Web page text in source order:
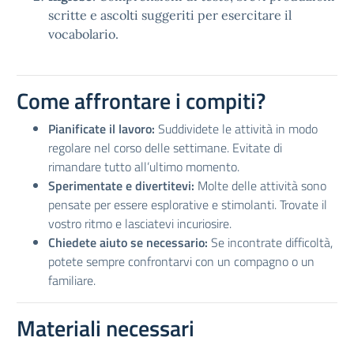
scritte e ascolti suggeriti per esercitare il
vocabolario.
Come affrontare i compiti?
Pianificate il lavoro: Suddividete le attività in modo
regolare nel corso delle settimane. Evitate di
rimandare tutto all’ultimo momento.
Sperimentate e divertitevi: Molte delle attività sono
pensate per essere esplorative e stimolanti. Trovate il
vostro ritmo e lasciatevi incuriosire.
Chiedete aiuto se necessario: Se incontrate difficoltà,
potete sempre confrontarvi con un compagno o un
familiare.
Materiali necessari